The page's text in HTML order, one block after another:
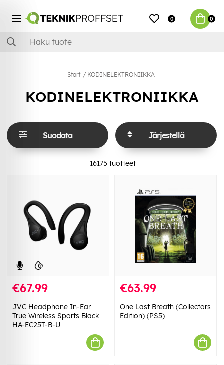
0 0
Start KODINELEKTRONIIKKA
KODINELEKTRONIIKKA
Suodata Järjestellä
16175 tuotteet
€67.99
JVC Headphone In-Ear
True Wireless Sports Black
HA-EC25T-B-U
€63.99
One Last Breath (Collectors
Edition) (PS5)